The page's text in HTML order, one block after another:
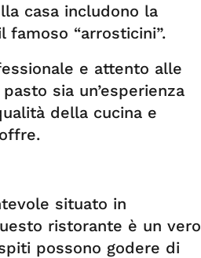
casa includono la
“arrosticini”.
e attento alle
sia un’esperienza
della cucina e
situato in
ristorante è un vero
possono godere di